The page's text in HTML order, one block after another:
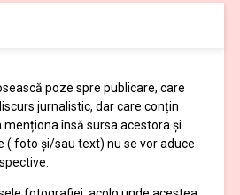
poze spre publicare, care
jurnalistic, dar care conțin
menționa însă sursa acestora și
( foto și/sau text) nu se vor aduce